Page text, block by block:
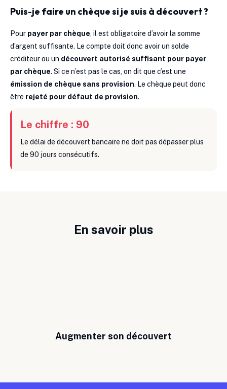
Puis-je faire un chèque si je suis à découvert ?
Pour payer par chèque, il est obligatoire d’avoir la somme
d’argent suffisante. Le compte doit donc avoir un solde
créditeur ou un découvert autorisé suffisant pour payer
par chèque. Si ce n’est pas le cas, on dit que c’est une
émission de chèque sans provision. Le chèque peut donc
être rejeté pour défaut de provision.
Le chiffre : 90
Le délai de découvert bancaire ne doit pas dépasser plus
de 90 jours consécutifs.
En savoir plus
Augmenter son découvert